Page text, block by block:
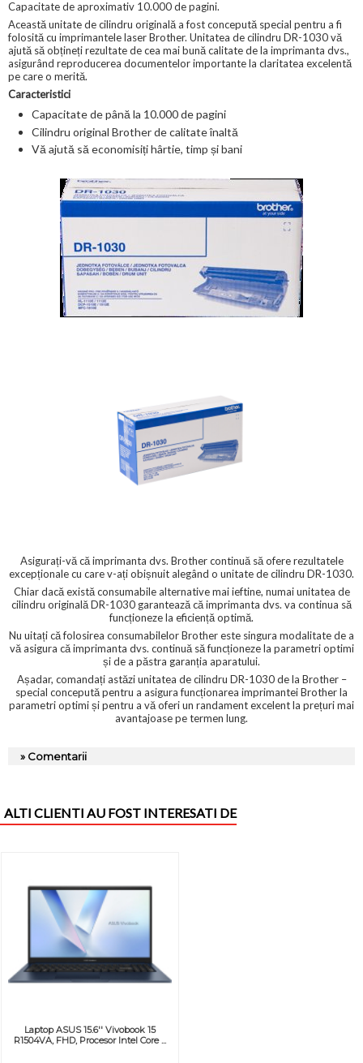
Capacitate de aproximativ 10.000 de pagini.
Această unitate de cilindru originală a fost concepută special pentru a fi
folosită cu imprimantele laser Brother. Unitatea de cilindru DR-1030 vă
ajută să obțineți rezultate de cea mai bună calitate de la imprimanta dvs.,
asigurând reproducerea documentelor importante la claritatea excelentă
pe care o merită.
Caracteristici
Capacitate de până la 10.000 de pagini
Cilindru original Brother de calitate înaltă
Vă ajută să economisiți hârtie, timp și bani
Asigurați-vă că imprimanta dvs. Brother continuă să ofere rezultatele
excepționale cu care v-ați obișnuit alegând o unitate de cilindru DR-1030.
Chiar dacă există consumabile alternative mai ieftine, numai unitatea de
cilindru originală DR-1030 garantează că imprimanta dvs. va continua să
funcționeze la eficiență optimă.
Nu uitați că folosirea consumabilelor Brother este singura modalitate de a
vă asigura că imprimanta dvs. continuă să funcționeze la parametri optimi
și de a păstra garanția aparatului.
Așadar, comandați astăzi unitatea de cilindru DR-1030 de la Brother –
special concepută pentru a asigura funcționarea imprimantei Brother la
parametri optimi și pentru a vă oferi un randament excelent la prețuri mai
avantajoase pe termen lung.
» Comentarii
ALTI CLIENTI AU FOST INTERESATI DE
Laptop ASUS 15.6'' Vivobook 15
R1504VA, FHD, Procesor Intel Core ...